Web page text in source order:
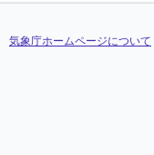
気象庁ホームページについて